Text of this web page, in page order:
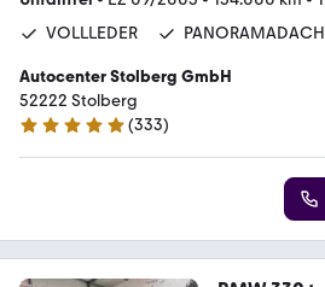
VOLLLEDER
PANORAMADACH
Autocenter Stolberg GmbH
52222 Stolberg
4.9 Sterne
(333)